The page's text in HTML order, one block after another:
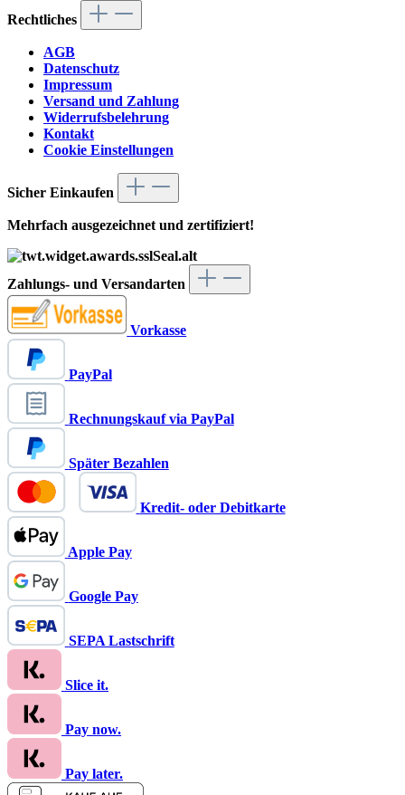
Rechtliches
AGB
Datenschutz
Impressum
Versand und Zahlung
Widerrufsbelehrung
Kontakt
Cookie Einstellungen
Sicher Einkaufen
Mehrfach ausgezeichnet und zertifiziert!
Zahlungs- und Versandarten
Vorkasse
PayPal
Rechnungskauf via PayPal
Später Bezahlen
Kredit- oder Debitkarte
Apple Pay
Google Pay
SEPA Lastschrift
Slice it.
Pay now.
Pay later.